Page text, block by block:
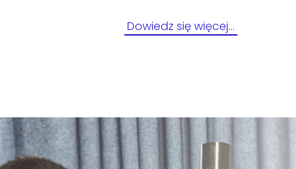
Dowiedz się więcej…